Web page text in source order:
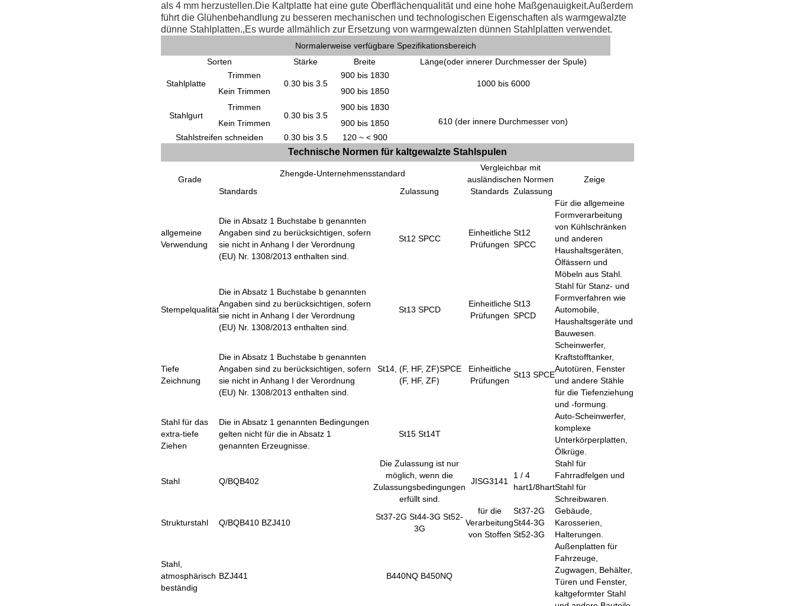
als 4 mm herzustellen.Die Kaltplatte hat eine gute Oberflächenqualität und eine hohe Maßgenauigkeit.Außerdem
führt die Glühenbehandlung zu besseren mechanischen und technologischen Eigenschaften als warmgewalzte
dünne Stahlplatten.,Es wurde allmählich zur Ersetzung von warmgewalzten dünnen Stahlplatten verwendet.
Normalerweise verfügbare Spezifikationsbereich
Sorten
Stärke Breite Länge(oder innerer Durchmesser der Spule)
Stahlplatte
Trimmen
0.30 bis 3.5
900 bis 1830
1000 bis 6000
Kein Trimmen
900 bis 1850
Stahlgurt
Trimmen
0.30 bis 3.5
900 bis 1830
610 (der innere Durchmesser von)
Kein Trimmen
900 bis 1850
Stahlstreifen schneiden
0.30 bis 3.5 120 ~ < 900
Technische Normen für kaltgewalzte Stahlspulen
Grade
Zhengde-Unternehmensstandard
Vergleichbar mit
ausländischen Normen
Zeige
Standards
Zulassung Standards Zulassung
allgemeine
Verwendung
Die in Absatz 1 Buchstabe b genannten
Angaben sind zu berücksichtigen, sofern
sie nicht in Anhang I der Verordnung
(EU) Nr. 1308/2013 enthalten sind.
St12 SPCC
Einheitliche
Prüfungen
St12
SPCC
Für die allgemeine
Formverarbeitung
von Kühlschränken
und anderen
Haushaltsgeräten,
Ölfässern und
Möbeln aus Stahl.
Stempelqualität
Die in Absatz 1 Buchstabe b genannten
Angaben sind zu berücksichtigen, sofern
sie nicht in Anhang I der Verordnung
(EU) Nr. 1308/2013 enthalten sind.
St13 SPCD
Einheitliche
Prüfungen
St13
SPCD
Stahl für Stanz- und
Formverfahren wie
Automobile,
Haushaltsgeräte und
Bauwesen.
Tiefe
Zeichnung
Die in Absatz 1 Buchstabe b genannten
Angaben sind zu berücksichtigen, sofern
sie nicht in Anhang I der Verordnung
(EU) Nr. 1308/2013 enthalten sind.
St14, (F, HF, ZF)SPCE
(F, HF, ZF)
Einheitliche
Prüfungen
St13 SPCE
Scheinwerfer,
Kraftstofftanker,
Autotüren, Fenster
und andere Stähle
für die Tiefenziehung
und -formung.
Stahl für das
extra-tiefe
Ziehen
Die in Absatz 1 genannten Bedingungen
gelten nicht für die in Absatz 1
genannten Erzeugnisse.
St15 St14T
Auto-Scheinwerfer,
komplexe
Unterkörperplatten,
Ölkrüge.
Stahl Q/BQB402
Die Zulassung ist nur
möglich, wenn die
Zulassungsbedingungen
erfüllt sind.
JISG3141
1 / 4
hart1/8hart
Stahl für
Fahrradfelgen und
Stahl für
Schreibwaren.
Strukturstahl Q/BQB410 BZJ410
St37-2G St44-3G St52-
3G
für die
Verarbeitung
von Stoffen
St37-2G
St44-3G
St52-3G
Gebäude,
Karosserien,
Halterungen.
Stahl,
atmosphärisch
beständig
BZJ441 B440NQ B450NQ
Außenplatten für
Fahrzeuge,
Zugwagen, Behälter,
Türen und Fenster,
kaltgeformter Stahl